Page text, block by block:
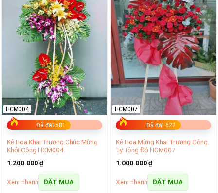
Đã đặt 581
HCM004
Kệ Hoa Khai Trương Chúc Mừng
Khởi Công HCM004
1.200.000₫
Xem nhanh ĐẶT MUA
Đã đặt 622
HCM007
Kệ Hoa Mừng Khai Trương Công
Ty Tông Đỏ HCM007
1.000.000₫
Xem nhanh ĐẶT MUA